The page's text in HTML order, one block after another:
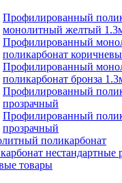
Профилированный
монолитный желтый
Профилированный
поликарбонат
Профилированный
поликарбонат бронза
Профилированный
прозрачный
Профилированный
прозрачный
поликарбонат
нестандартные
товары